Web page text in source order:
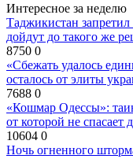
Интересное за неделю
Таджикистан
дойдут до такого же
8750 0
«Сбежать удалось
осталось от элиты
7688 0
«Кошмар Одессы»:
от которой не
10604 0
Ночь огненного